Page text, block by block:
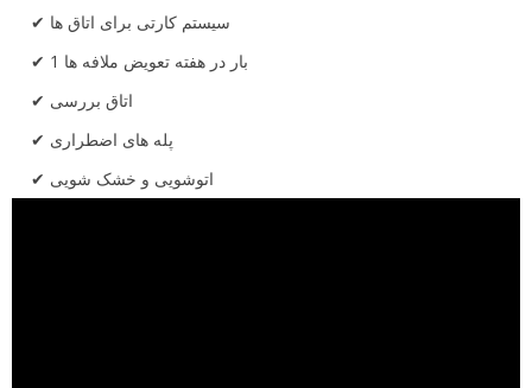
سیستم کارتی برای اتاق ها
1 بار در هفته تعویض ملافه ها
اتاق بررسی
پله های اضطراری
اتوشویی و خشک شویی